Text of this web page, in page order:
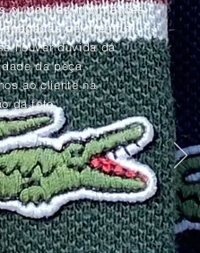
ou com as informações
apagadas pelo tempo.
houver dúvida da
da peça,
ao cliente na
da foto.